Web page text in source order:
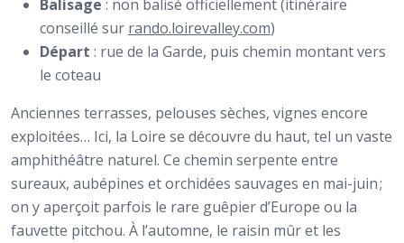
Balisage : non balisé officiellement (itinéraire
conseillé sur rando.loirevalley.com)
Départ : rue de la Garde, puis chemin montant vers
le coteau
Anciennes terrasses, pelouses sèches, vignes encore
exploitées… Ici, la Loire se découvre du haut, tel un vaste
amphithéâtre naturel. Ce chemin serpente entre
sureaux, aubépines et orchidées sauvages en mai-juin ;
on y aperçoit parfois le rare guêpier d’Europe ou la
fauvette pitchou. À l’automne, le raisin mûr et les